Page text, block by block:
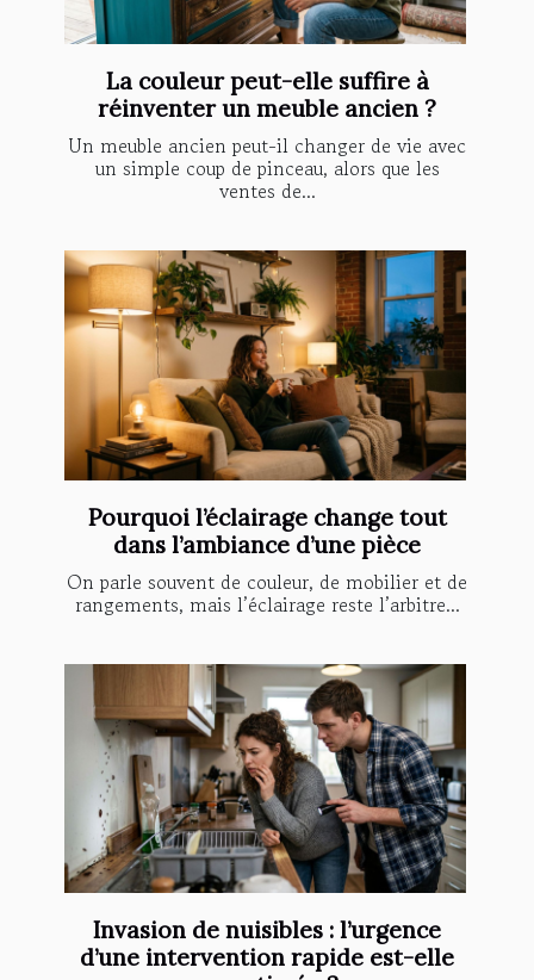
La couleur peut-elle suffire à
réinventer un meuble ancien ?
Un meuble ancien peut-il changer de vie avec
un simple coup de pinceau, alors que les
ventes de...
Pourquoi l’éclairage change tout
dans l’ambiance d’une pièce
On parle souvent de couleur, de mobilier et de
rangements, mais l’éclairage reste l’arbitre...
Invasion de nuisibles : l’urgence
d’une intervention rapide est-elle